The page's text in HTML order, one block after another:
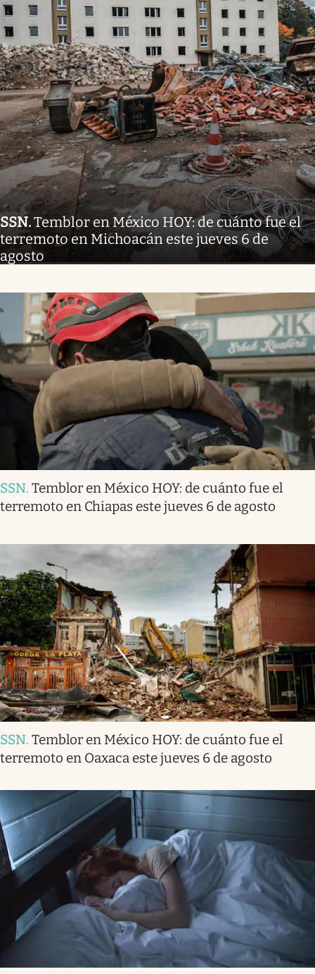
SSN.Temblor en México HOY: de cuánto fue el
terremoto en Michoacán este jueves 6 de
agosto
SSN. Temblor en México HOY: de cuánto fue el
terremoto en Chiapas este jueves 6 de agosto
SSN. Temblor en México HOY: de cuánto fue el
terremoto en Oaxaca este jueves 6 de agosto